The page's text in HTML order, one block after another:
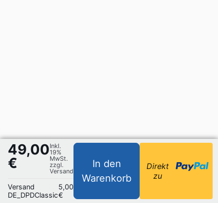
49,00
€
Inkl.
19%
MwSt.
zzgl.
Versand
Versand
DE_DPDClassic
5,00
€
In den
Warenkorb
Direkt
zu